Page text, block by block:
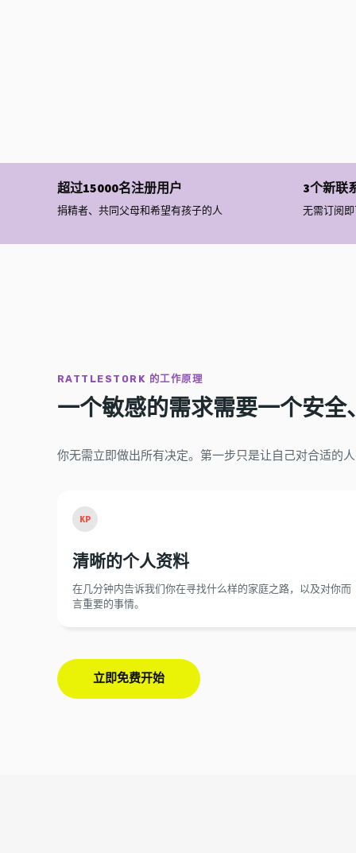
超过15000名注册用户
捐精者、共同父母和希望有孩子的人
3个新联
无需订阅
RATTLESTORK 的工作原理
一个敏感的需求需要一个安全
你无需立即做出所有决定。第一步只是让自己对合适的
KP
清晰的个人资料
在几分钟内告诉我们你在寻找什么样的家庭之路，以及对你而
言重要的事情。
立即免费开始